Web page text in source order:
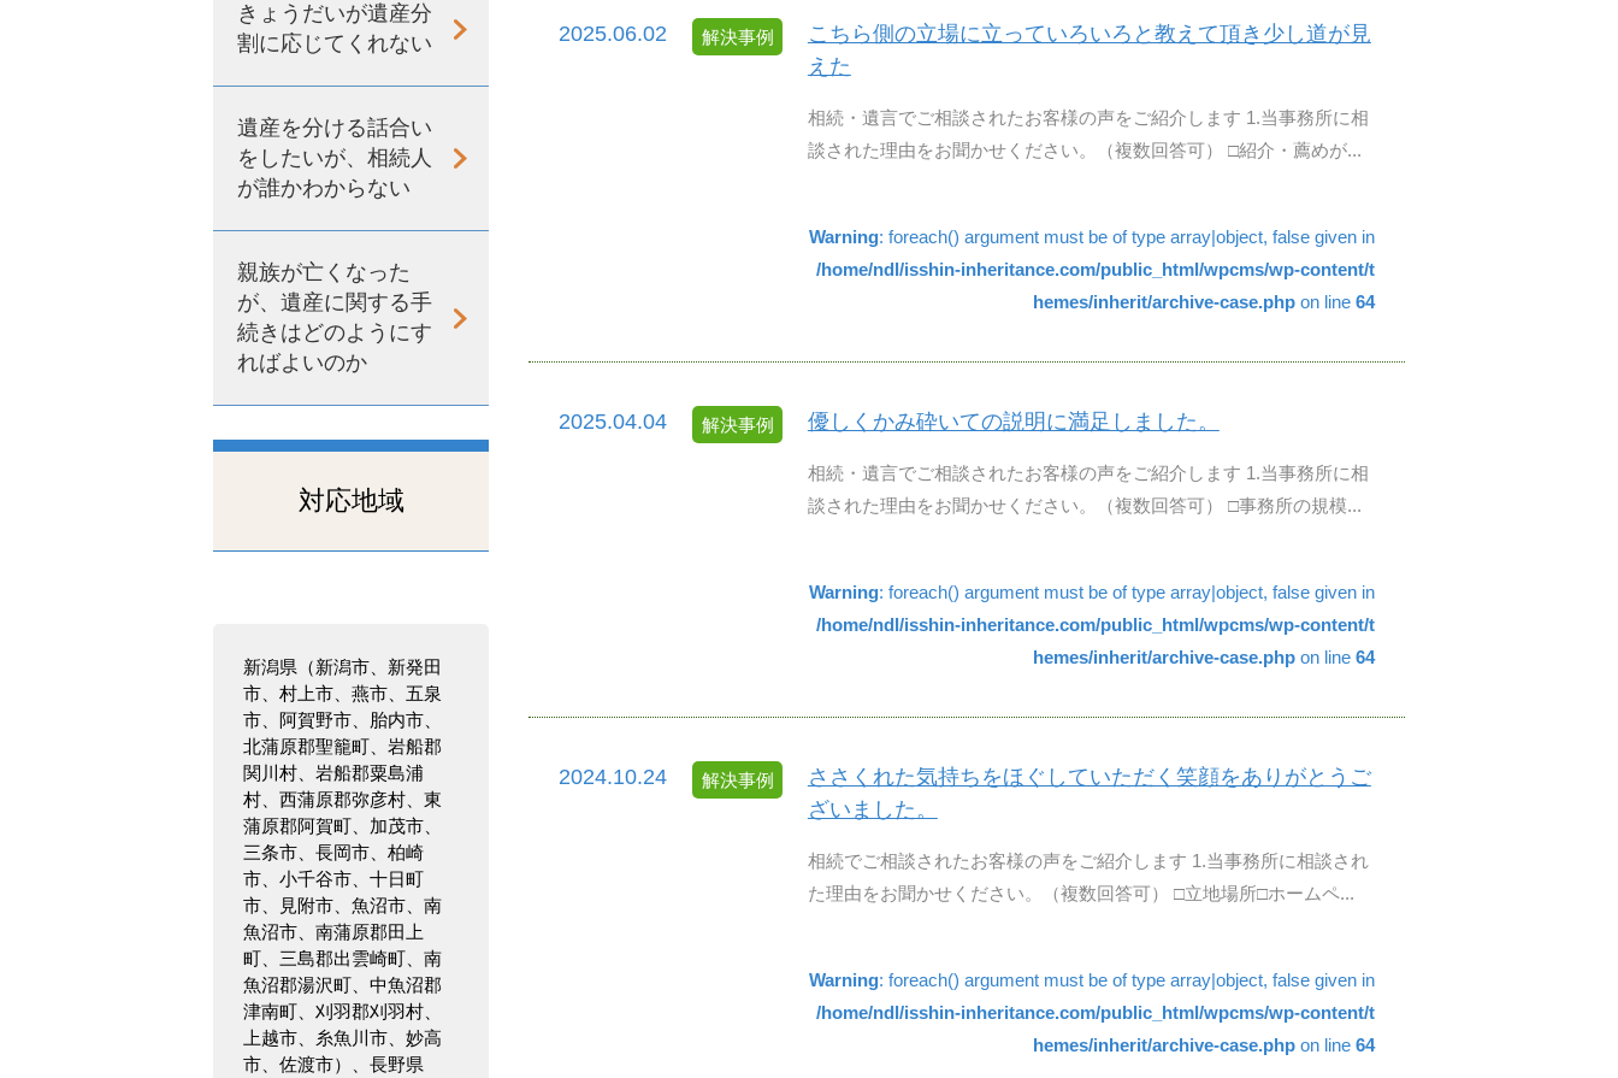
2025.06.02 解決事例
こちら側の立場に立っていろいろと教えて頂き少し道が見
えた
相続・遺言でご相談されたお客様の声をご紹介します 1.当事務所に相
談された理由をお聞かせください。（複数回答可） □紹介・薦めが...
Warning: foreach() argument must be of type array|object, false given in
/home/ndl/isshin-inheritance.com/public_html/wpcms/wp-content/t
hemes/inherit/archive-case.php on line 64
2025.04.04 解決事例 優しくかみ砕いての説明に満足しました。
相続・遺言でご相談されたお客様の声をご紹介します 1.当事務所に相
談された理由をお聞かせください。（複数回答可） □事務所の規模...
Warning: foreach() argument must be of type array|object, false given in
/home/ndl/isshin-inheritance.com/public_html/wpcms/wp-content/t
hemes/inherit/archive-case.php on line 64
2024.10.24 解決事例
ささくれた気持ちをほぐしていただく笑顔をありがとうご
ざいました。
相続でご相談されたお客様の声をご紹介します 1.当事務所に相談され
た理由をお聞かせください。（複数回答可） □立地場所□ホームペ...
Warning: foreach() argument must be of type array|object, false given in
/home/ndl/isshin-inheritance.com/public_html/wpcms/wp-content/t
hemes/inherit/archive-case.php on line 64
きょうだいが遺産分
割に応じてくれない
遺産を分ける話合い
をしたいが、相続人
が誰かわからない
親族が亡くなった
が、遺産に関する手
続きはどのようにす
ればよいのか
対応地域
新潟県（新潟市、新発田
市、村上市、燕市、五泉
市、阿賀野市、胎内市、
北蒲原郡聖籠町、岩船郡
関川村、岩船郡粟島浦
村、西蒲原郡弥彦村、東
蒲原郡阿賀町、加茂市、
三条市、長岡市、柏崎
市、小千谷市、十日町
市、見附市、魚沼市、南
魚沼市、南蒲原郡田上
町、三島郡出雲崎町、南
魚沼郡湯沢町、中魚沼郡
津南町、刈羽郡刈羽村、
上越市、糸魚川市、妙高
市、佐渡市）、長野県